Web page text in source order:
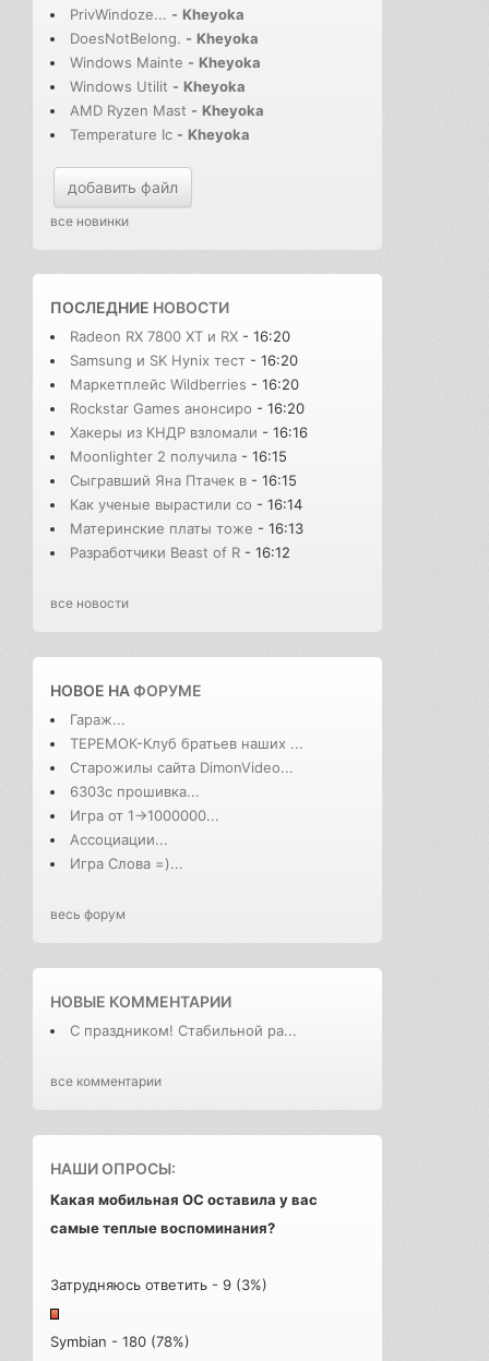
PrivWindoze... - Kheyoka
DoesNotBelong. - Kheyoka
Windows Mainte - Kheyoka
Windows Utilit - Kheyoka
AMD Ryzen Mast - Kheyoka
Temperature Ic - Kheyoka
добавить файл
все новинки
ПОСЛЕДНИЕ НОВОСТИ
Radeon RX 7800 XT и RX - 16:20
Samsung и SK Hynix тест - 16:20
Маркетплейс Wildberries - 16:20
Rockstar Games анонсиро - 16:20
Хакеры из КНДР взломали - 16:16
Moonlighter 2 получила - 16:15
Сыгравший Яна Птачек в - 16:15
Как ученые вырастили со - 16:14
Материнские платы тоже - 16:13
Разработчики Beast of R - 16:12
все новости
НОВОЕ НАФОРУМЕ
Гараж...
ТЕРЕМОК-Клуб братьев наших ...
Старожилы сайта DimonVideo...
6303с прошивка...
Игра от 1->1000000...
Ассоциации...
Игра Слова =)...
весь форум
НОВЫЕ КОММЕНТАРИИ
С праздником! Стабильной ра...
все комментарии
НАШИ ОПРОСЫ:
Какая мобильная ОС оставила у вас
самые теплые воспоминания?
Затрудняюсь ответить - 9 (3%)
Symbian - 180 (78%)